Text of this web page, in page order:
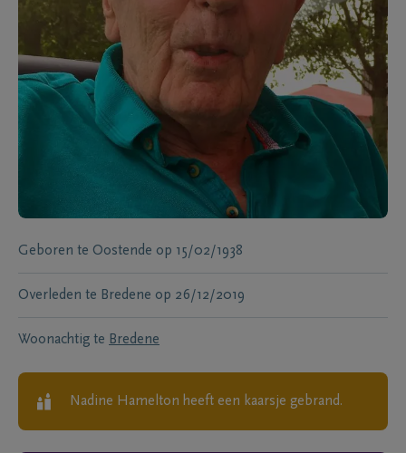
Geboren te Oostende op 15/02/1938
Overleden te Bredene op 26/12/2019
Woonachtig te Bredene
Nadine Hamelton heeft een kaarsje gebrand.